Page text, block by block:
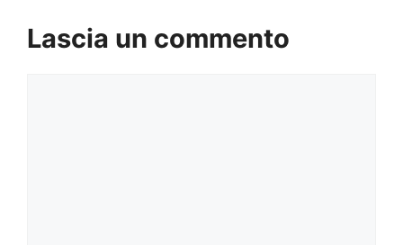
Lascia un commento